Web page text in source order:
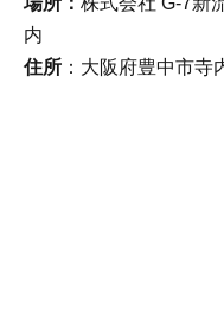
内
住所 ：大阪府豊中市